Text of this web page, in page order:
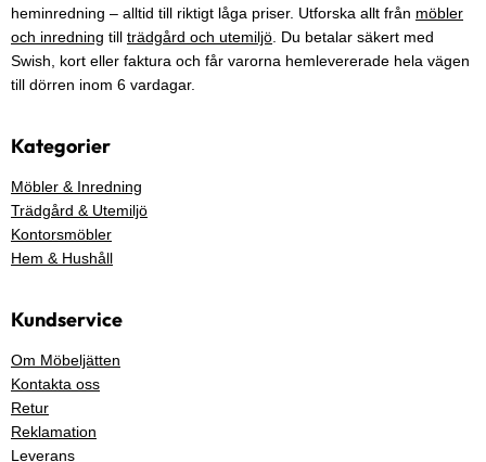
heminredning – alltid till riktigt låga priser. Utforska allt från möbler
och inredning till trädgård och utemiljö. Du betalar säkert med
Swish, kort eller faktura och får varorna hemlevererade hela vägen
till dörren inom 6 vardagar.
Kategorier
Möbler & Inredning
Trädgård & Utemiljö
Kontorsmöbler
Hem & Hushåll
Kundservice
Om Möbeljätten
Kontakta oss
Retur
Reklamation
Leverans